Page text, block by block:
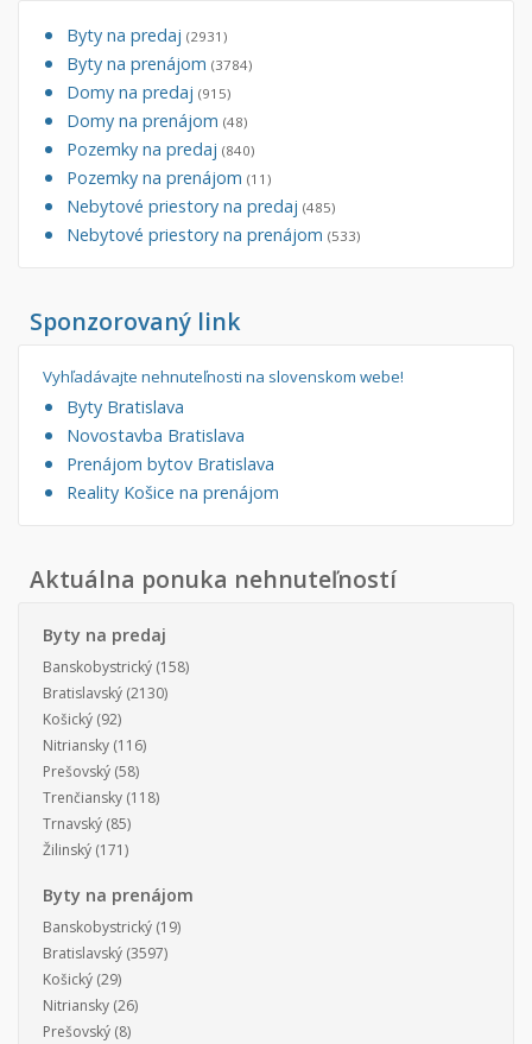
Byty na predaj (2931)
Byty na prenájom (3784)
Domy na predaj (915)
Domy na prenájom (48)
Pozemky na predaj (840)
Pozemky na prenájom (11)
Nebytové priestory na predaj (485)
Nebytové priestory na prenájom (533)
Sponzorovaný link
Vyhľadávajte nehnuteľnosti na slovenskom webe!
Byty Bratislava
Novostavba Bratislava
Prenájom bytov Bratislava
Reality Košice na prenájom
Aktuálna ponuka nehnuteľností
Byty na predaj
Banskobystrický (158)
Bratislavský (2130)
Košický (92)
Nitriansky (116)
Prešovský (58)
Trenčiansky (118)
Trnavský (85)
Žilinský (171)
Byty na prenájom
Banskobystrický (19)
Bratislavský (3597)
Košický (29)
Nitriansky (26)
Prešovský (8)